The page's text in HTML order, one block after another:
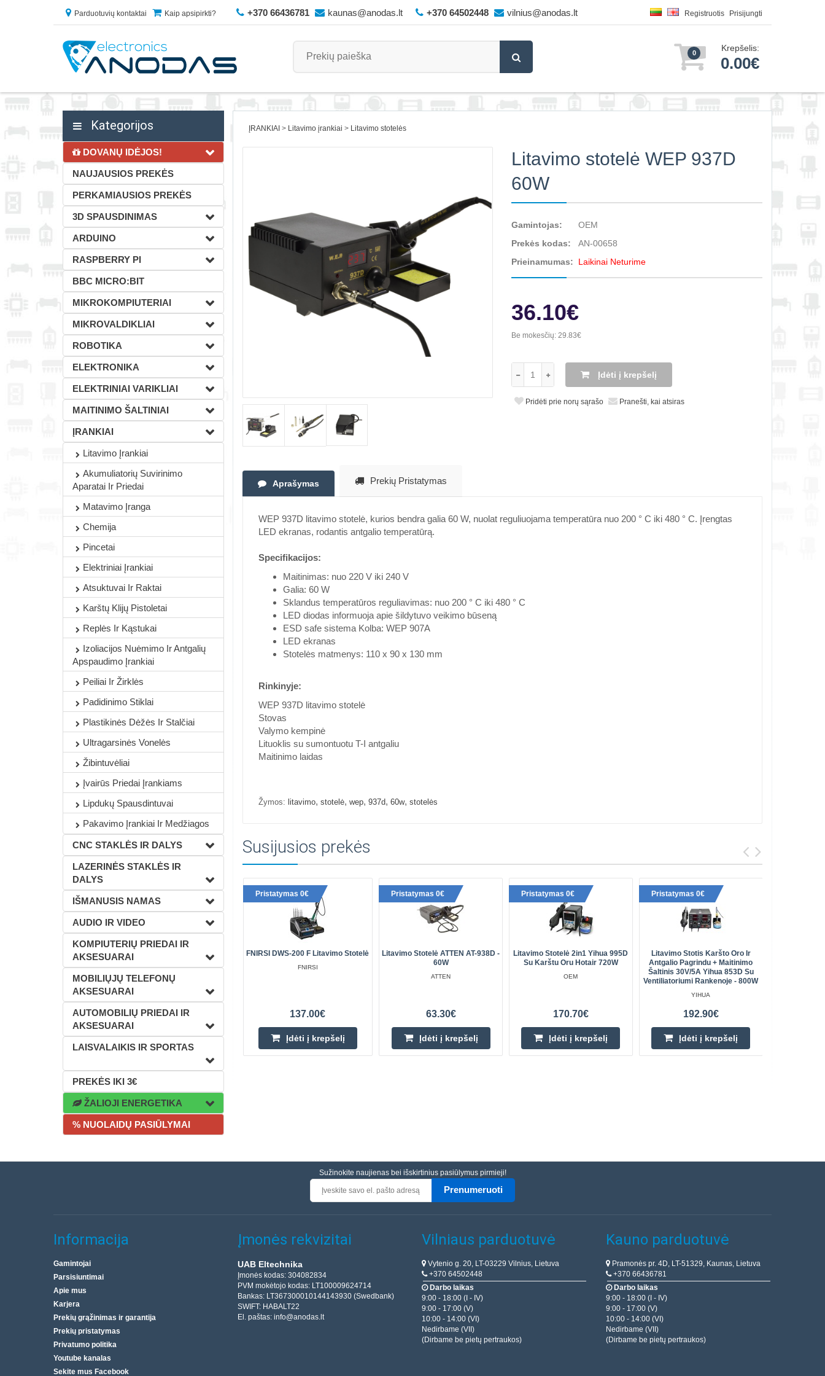
Parduotuvių kontaktai Kaip apsipirkti? +370 66436781 kaunas@anodas.lt +370 64502448 vilnius@anodas.lt Registruotis Prisijungti
0 Krepšelis:
0.00€
Kategorijos
DOVANŲ IDĖJOS!
NAUJAUSIOS PREKĖS
PERKAMIAUSIOS PREKĖS
3D SPAUSDINIMAS
ARDUINO
RASPBERRY PI
BBC MICRO:BIT
MIKROKOMPIUTERIAI
MIKROVALDIKLIAI
ROBOTIKA
ELEKTRONIKA
ELEKTRINIAI VARIKLIAI
MAITINIMO ŠALTINIAI
ĮRANKIAI
Litavimo Įrankiai
Akumuliatorių Suvirinimo
Aparatai Ir Priedai
Matavimo Įranga
Chemija
Pincetai
Elektriniai Įrankiai
Atsuktuvai Ir Raktai
Karštų Klijų Pistoletai
Replės Ir Kąstukai
Izoliacijos Nuėmimo Ir Antgalių
Apspaudimo Įrankiai
Peiliai Ir Žirklės
Padidinimo Stiklai
Plastikinės Dėžės Ir Stalčiai
Ultragarsinės Vonelės
Žibintuvėliai
Įvairūs Priedai Įrankiams
Lipdukų Spausdintuvai
Pakavimo Įrankiai Ir Medžiagos
CNC STAKLĖS IR DALYS
LAZERINĖS STAKLĖS IR
DALYS
IŠMANUSIS NAMAS
AUDIO IR VIDEO
KOMPIUTERIŲ PRIEDAI IR
AKSESUARAI
MOBILIŲJŲ TELEFONŲ
AKSESUARAI
AUTOMOBILIŲ PRIEDAI IR
AKSESUARAI
LAISVALAIKIS IR SPORTAS
PREKĖS IKI 3€
ŽALIOJI ENERGETIKA
% NUOLAIDŲ PASIŪLYMAI
ĮRANKIAI Litavimo įrankiai Litavimo stotelės
Litavimo stotelė WEP 937D
60W
Gamintojas:
OEM
Prekės kodas:
AN-00658
Prieinamumas:
Laikinai Neturime
36.10€
Be mokesčių:29.83€
Įdėti į krepšelį
Pridėti prie norų sąrašo Pranešti, kai atsiras
Aprašymas Prekių Pristatymas
WEP 937D litavimo stotelė, kurios bendra galia 60 W, nuolat reguliuojama temperatūra nuo 200 ° C iki 480 ° C. Įrengtas
LED ekranas, rodantis antgalio temperatūrą.
Specifikacijos:
Maitinimas: nuo 220 V iki 240 V
Galia: 60 W
Sklandus temperatūros reguliavimas: nuo 200 ° C iki 480 ° C
LED diodas informuoja apie šildytuvo veikimo būseną
ESD safe sistema Kolba: WEP 907A
LED ekranas
Stotelės matmenys: 110 x 90 x 130 mm
Rinkinyje:
WEP 937D litavimo stotelė
Stovas
Valymo kempinė
Lituoklis su sumontuotu T-I antgaliu
Maitinimo laidas
Žymos: litavimo, stotelė, wep, 937d, 60w, stotelės
Susijusios prekės
Pristatymas 0€
FNIRSI DWS-200 F Litavimo Stotelė
FNIRSI
137.00€
Įdėti į krepšelį
Pristatymas 0€
Litavimo Stotelė ATTEN AT-938D -
60W
ATTEN
63.30€
Įdėti į krepšelį
Pristatymas 0€
Litavimo Stotelė 2in1 Yihua 995D
Su Karštu Oru Hotair 720W
OEM
170.70€
Įdėti į krepšelį
Pristatymas 0€
Litavimo Stotis Karšto Oro Ir
Antgalio Pagrindu + Maitinimo
Šaltinis 30V/5A Yihua 853D Su
Ventiliatoriumi Rankenoje - 800W
YIHUA
192.90€
Įdėti į krepšelį
Sužinokite naujienas bei išskirtinius pasiūlymus pirmieji!
Prenumeruoti
Informacija
Gamintojai
Parsisiuntimai
Apie mus
Karjera
Prekių grąžinimas ir garantija
Prekių pristatymas
Privatumo politika
Youtube kanalas
Sekite mus Facebook
Įmonės rekvizitai
UAB Eltechnika
Įmonės kodas: 304082834
PVM mokėtojo kodas: LT100009624714
Bankas: LT367300010144143930 (Swedbank)
SWIFT: HABALT22
El. paštas: info@anodas.lt
Vilniaus parduotuvė
Vytenio g. 20, LT-03229 Vilnius, Lietuva
+370 64502448
Darbo laikas
9:00 - 18:00 (I - IV)
9:00 - 17:00 (V)
10:00 - 14:00 (VI)
Nedirbame (VII)
(Dirbame be pietų pertraukos)
Kauno parduotuvė
Pramonės pr. 4D, LT-51329, Kaunas, Lietuva
+370 66436781
Darbo laikas
9:00 - 18:00 (I - IV)
9:00 - 17:00 (V)
10:00 - 14:00 (VI)
Nedirbame (VII)
(Dirbame be pietų pertraukos)